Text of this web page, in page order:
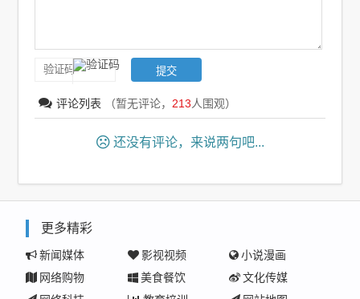
评论列表 （暂无评论， 213人围观）
还没有评论，来说两句吧...
更多精彩
新闻媒体 影视视频
小说漫画
网络购物
美食餐饮
文化传媒